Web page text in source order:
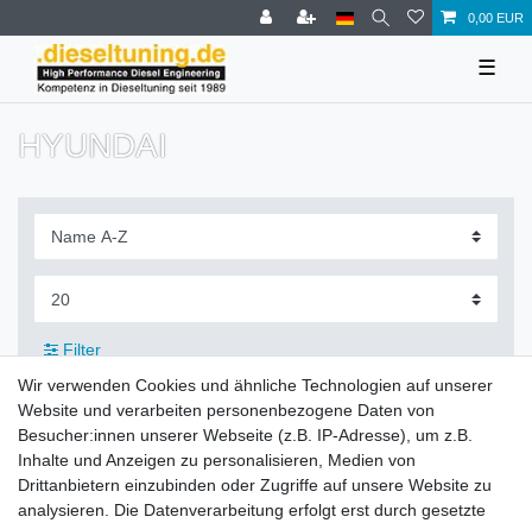
0,00 EUR
☰
HYUNDAI
Filter
Zahlung und Versand
Wir verwenden Cookies und ähnliche Technologien auf unserer
Website und verarbeiten personenbezogene Daten von
Besucher:innen unserer Webseite (z.B. IP-Adresse), um z.B.
Inhalte und Anzeigen zu personalisieren, Medien von
Drittanbietern einzubinden oder Zugriffe auf unsere Website zu
analysieren. Die Datenverarbeitung erfolgt erst durch gesetzte